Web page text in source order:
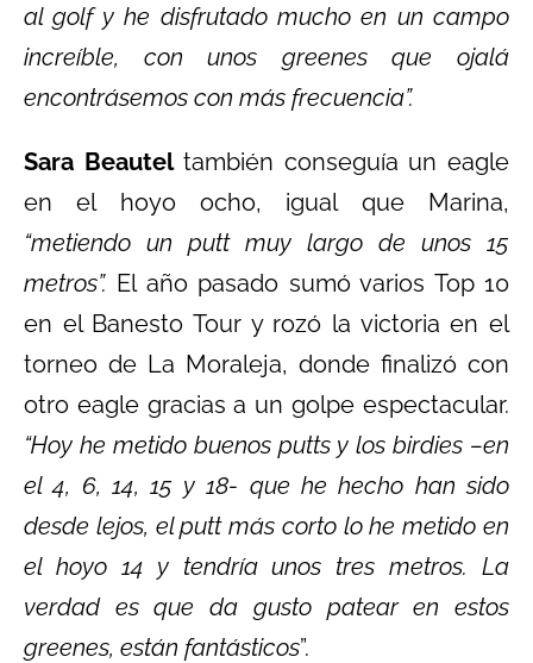
al golf y he disfrutado mucho en un campo
increíble, con unos greenes que ojalá
encontrásemos con más frecuencia”.
Sara Beauteltambién conseguía un eagle
en el hoyo ocho, igual que Marina,
“metiendo un putt muy largo de unos 15
metros”. El año pasado sumó varios Top 10
en el Banesto Tour y rozó la victoria en el
torneo de La Moraleja, donde finalizó con
otro eagle gracias a un golpe espectacular.
“Hoy he metido buenos putts y los birdies –en
el 4, 6, 14, 15 y 18- que he hecho han sido
desde lejos, el putt más corto lo he metido en
el hoyo 14 y tendría unos tres metros. La
verdad es que da gusto patear en estos
greenes, están fantásticos”.